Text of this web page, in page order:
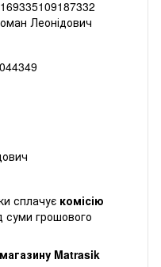
Леонідович
сплачує комісію
суми грошового
Matrasik